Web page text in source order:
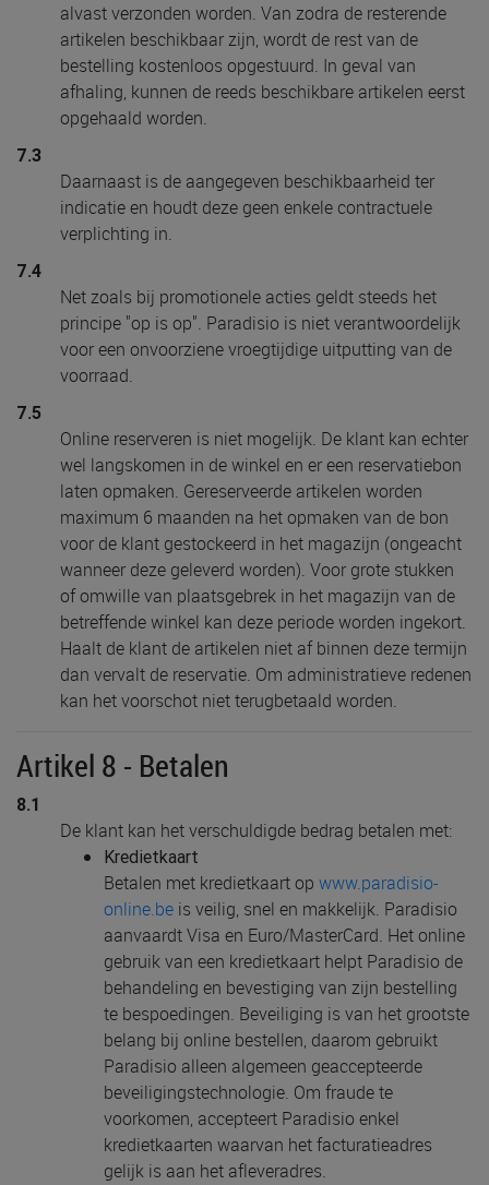
alvast verzonden worden. Van zodra de resterende
artikelen beschikbaar zijn, wordt de rest van de
bestelling kostenloos opgestuurd. In geval van
afhaling, kunnen de reeds beschikbare artikelen eerst
opgehaald worden.
7.3
Daarnaast is de aangegeven beschikbaarheid ter
indicatie en houdt deze geen enkele contractuele
verplichting in.
7.4
Net zoals bij promotionele acties geldt steeds het
principe "op is op". Paradisio is niet verantwoordelijk
voor een onvoorziene vroegtijdige uitputting van de
voorraad.
7.5
Online reserveren is niet mogelijk. De klant kan echter
wel langskomen in de winkel en er een reservatiebon
laten opmaken. Gereserveerde artikelen worden
maximum 6 maanden na het opmaken van de bon
voor de klant gestockeerd in het magazijn (ongeacht
wanneer deze geleverd worden). Voor grote stukken
of omwille van plaatsgebrek in het magazijn van de
betreffende winkel kan deze periode worden ingekort.
Haalt de klant de artikelen niet af binnen deze termijn
dan vervalt de reservatie. Om administratieve redenen
kan het voorschot niet terugbetaald worden.
Artikel 8 - Betalen
8.1
De klant kan het verschuldigde bedrag betalen met:
Kredietkaart
Betalen met kredietkaart op www.paradisio-
online.be is veilig, snel en makkelijk. Paradisio
aanvaardt Visa en Euro/MasterCard. Het online
gebruik van een kredietkaart helpt Paradisio de
behandeling en bevestiging van zijn bestelling
te bespoedingen. Beveiliging is van het grootste
belang bij online bestellen, daarom gebruikt
Paradisio alleen algemeen geaccepteerde
beveiligingstechnologie. Om fraude te
voorkomen, accepteert Paradisio enkel
kredietkaarten waarvan het facturatieadres
gelijk is aan het afleveradres.